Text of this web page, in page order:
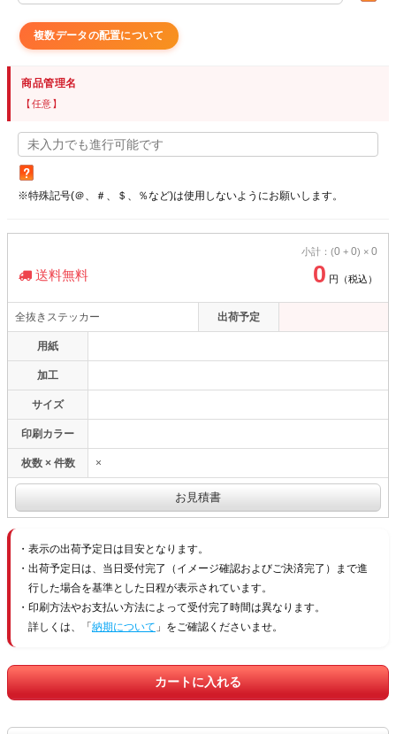
複数データの配置について
商品管理名
【任意】
※特殊記号(＠、＃、＄、％など)は使用しないようにお願いします。
全抜きステッカー
用紙
加工
サイズ
印刷カラー
枚数 × 件数
出荷予定
×
小計：(0 + 0) × 0
送料無料 0 円（税込）
表示の出荷予定日は目安となります。
出荷予定日は、当日受付完了（イメージ確認およびご決済完了）まで進
行した場合を基準とした日程が表示されています。
印刷方法やお支払い方法によって受付完了時間は異なります。
詳しくは、「 納期について 」をご確認くださいませ。